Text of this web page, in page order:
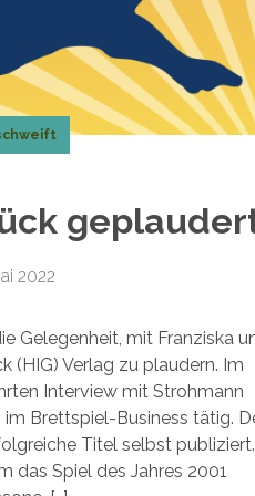
2022
Gelegenheit, mit Franziska
(HIG) Verlag zu plaudern. Im
Interview mit Strohmann
Brettspiel-Business tätig.
Titel selbst publiziert.
das Spiel des Jahres 2001